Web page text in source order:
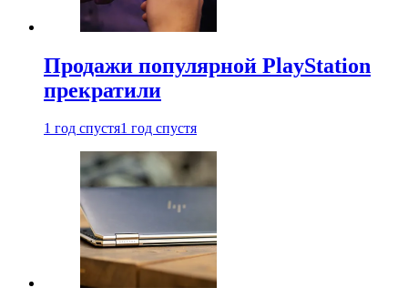
Продажи популярной PlayStation
прекратили
1 год спустя1 год спустя